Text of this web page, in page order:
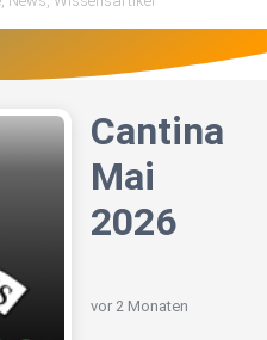
Cantina
Mai
2026
vor 2 Monaten